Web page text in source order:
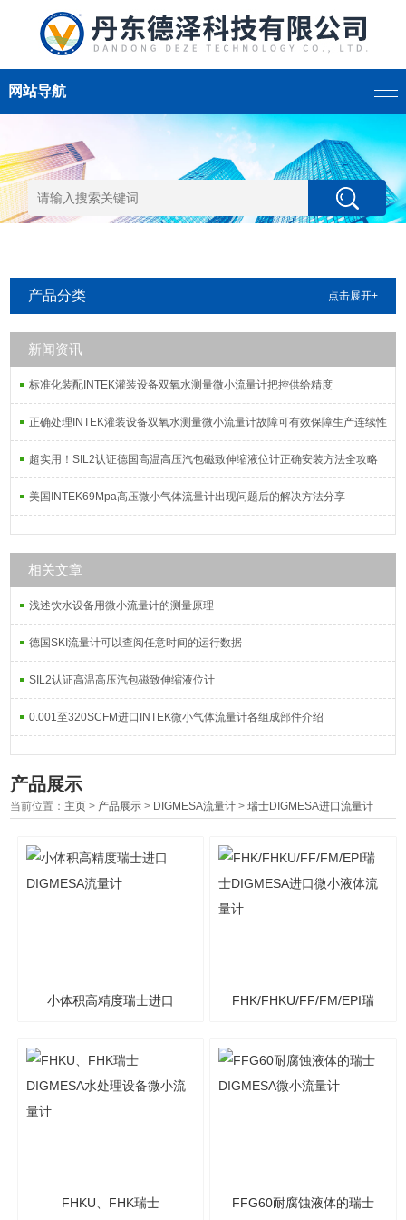
网站导航
产品分类 点击展开+
新闻资讯
标准化装配INTEK灌装设备双氧水测量微小流量计把控供给精度
正确处理INTEK灌装设备双氧水测量微小流量计故障可有效保障生产连续性
超实用！SIL2认证德国高温高压汽包磁致伸缩液位计正确安装方法全攻略
美国INTEK69Mpa高压微小气体流量计出现问题后的解决方法分享
相关文章
浅述饮水设备用微小流量计的测量原理
德国SKI流量计可以查阅任意时间的运行数据
SIL2认证高温高压汽包磁致伸缩液位计
0.001至320SCFM进口INTEK微小气体流量计各组成部件介绍
产品展示
当前位置： 主页 > 产品展示 > DIGMESA流量计 >瑞士DIGMESA进口流量计
小体积高精度瑞士进口 FHK/FHKU/FF/FM/EPI瑞
流量计
FHKU、FHK瑞士 FFG60耐腐蚀液体的瑞士